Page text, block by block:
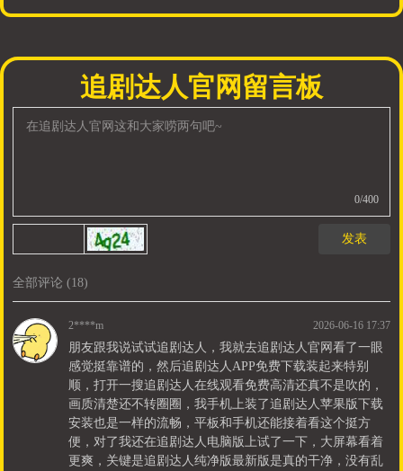
追剧达人官网留言板
0/400
发表
全部评论 (18)
2****m 2026-06-16 17:37
朋友跟我说试试追剧达人，我就去追剧达人官网看了一眼
感觉挺靠谱的，然后追剧达人APP免费下载装起来特别
顺，打开一搜追剧达人在线观看免费高清还真不是吹的，
画质清楚还不转圈圈，我手机上装了追剧达人苹果版下载
安装也是一样的流畅，平板和手机还能接着看这个挺方
便，对了我还在追剧达人电脑版上试了一下，大屏幕看着
更爽，关键是追剧达人纯净版最新版是真的干净，没有乱